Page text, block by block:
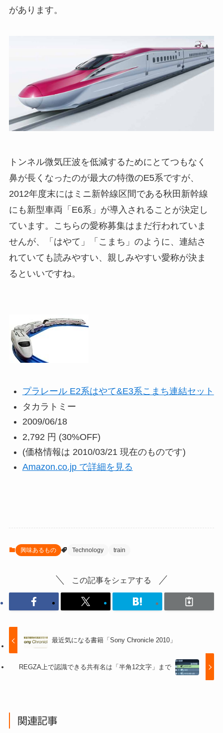
があります。
トンネル微気圧波を低減するためにとてつもなく
鼻が長くなったのが最大の特徴のE5系ですが、
2012年度末にはミニ新幹線区間である秋田新幹線
にも新型車両「E6系」が導入されることが決定し
ています。こちらの愛称募集はまだ行われていま
せんが、「はやて」「こまち」のように、連結さ
れていても読みやすい、親しみやすい愛称が決ま
るといいですね。
プラレール E2系はやて&E3系こまち連結セット
タカラトミー
2009/06/18
2,792 円 (30%OFF)
(価格情報は 2010/03/21 現在のものです)
Amazon.co.jp で詳細を見る
興味あるもの Technology train
この記事をシェアする
最近気になる書籍「Sony Chronicle 2010」
REGZA上で認識できる共有名は「半角12文字」まで
関連記事